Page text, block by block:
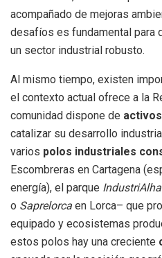
acompañado de mejoras
desafíos es fundamental para
un sector industrial robusto.
Al mismo tiempo, existen
el contexto actual ofrece a la
comunidad dispone de
catalizar su desarrollo
varios polos industriales
Escombreras en Cartagena
energía), el parque
o Saprelorca en Lorca– que
equipado y ecosistemas
estos polos hay una creciente